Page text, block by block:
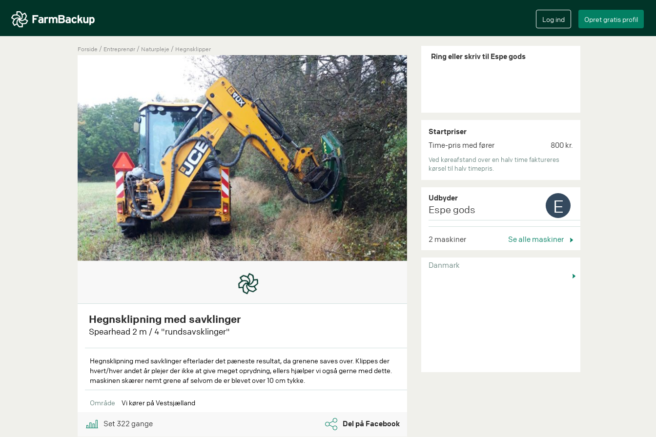
Forside / Entreprenør / Naturpleje / Hegnsklipper
Hegnsklipning med savklinger
Spearhead 2 m / 4 "rundsavsklinger"
Hegnsklipning med savklinger efterlader det pæneste resultat, da grenene saves over. Klippes der
hvert/hver andet år plejer der ikke at give meget oprydning, ellers hjælper vi også gerne med dette.
maskinen skærer nemt grene af selvom de er blevet over 10 cm tykke.
Område Vi kører på Vestsjælland
Set 322 gange Del på Facebook
Ring eller skriv til Espe gods
Startpriser
Time-pris med fører
800 kr.
Ved køreafstand over en halv time faktureres
kørsel til halv timepris.
Udbyder
Espe gods E
2 maskiner Se alle maskiner
Danmark